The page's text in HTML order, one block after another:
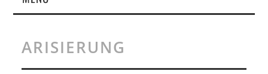
MAGAZIN
ARISIERUNG